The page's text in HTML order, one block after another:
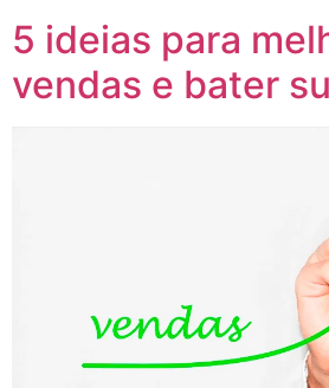
5 ideias para
vendas e bater